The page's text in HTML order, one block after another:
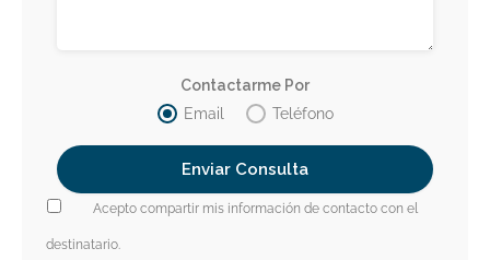
Contactarme Por
Email
Teléfono
Acepto compartir mis información de contacto con el
destinatario.